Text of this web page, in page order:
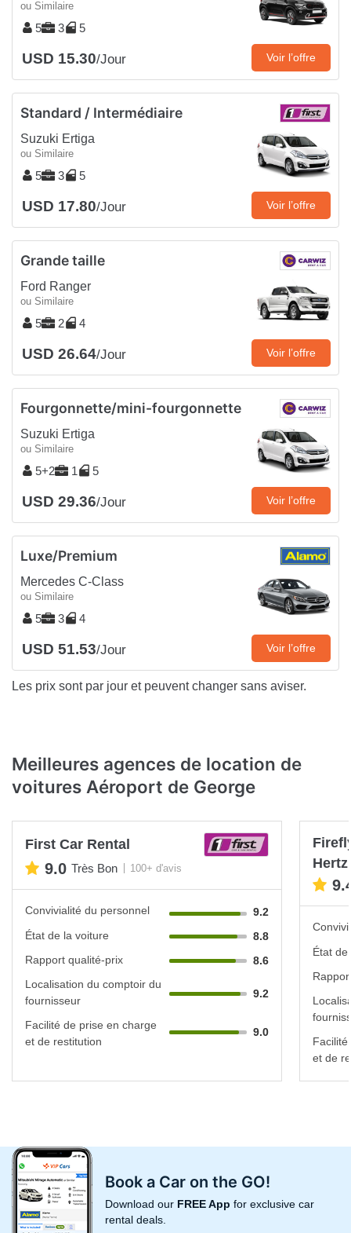
ou Similaire
5 3 5
USD 15.30/Jour Voir l’offre
Standard / Intermédiaire
Suzuki Ertiga
ou Similaire
5 3 5
USD 17.80/Jour Voir l’offre
Grande taille
Ford Ranger
ou Similaire
5 2 4
USD 26.64/Jour Voir l’offre
Fourgonnette/mini-fourgonnette
Suzuki Ertiga
ou Similaire
5+2 1 5
USD 29.36/Jour Voir l’offre
Luxe/Premium
Mercedes C-Class
ou Similaire
5 3 4
USD 51.53/Jour Voir l’offre
Les prix sont par jour et peuvent changer sans aviser.
Meilleures agences de location de
voitures Aéroport de George
First Car Rental
9.0 Très Bon 100+ d'avis
Convivialité du personnel
9.2
État de la voiture
8.8
Rapport qualité-prix
8.6
Localisation du comptoir du
fournisseur
9.2
Facilité de prise en charge
et de restitution
9.0
Hertz
État
et de
Book a Car on the GO!
Download our FREE App for exclusive car
rental deals.